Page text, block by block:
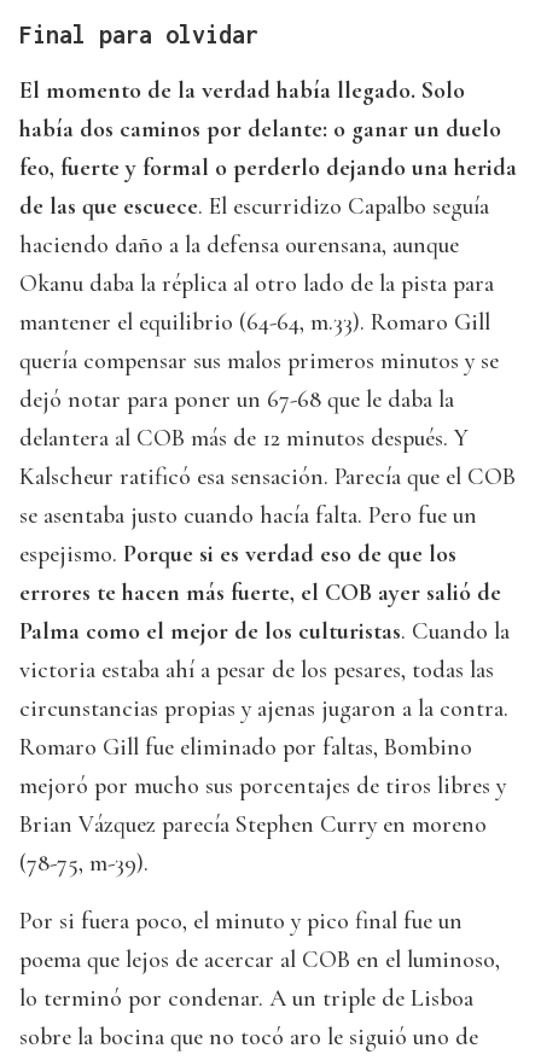
Final para olvidar
El momento de la verdad había llegado. Solo
había dos caminos por delante: o ganar un duelo
feo, fuerte y formal o perderlo dejando una herida
de las que escuece. El escurridizo Capalbo seguía
haciendo daño a la defensa ourensana, aunque
Okanu daba la réplica al otro lado de la pista para
mantener el equilibrio (64-64, m.33). Romaro Gill
quería compensar sus malos primeros minutos y se
dejó notar para poner un 67-68 que le daba la
delantera al COB más de 12 minutos después. Y
Kalscheur ratificó esa sensación. Parecía que el COB
se asentaba justo cuando hacía falta. Pero fue un
espejismo. Porque si es verdad eso de que los
errores te hacen más fuerte, el COB ayer salió de
Palma como el mejor de los culturistas. Cuando la
victoria estaba ahí a pesar de los pesares, todas las
circunstancias propias y ajenas jugaron a la contra.
Romaro Gill fue eliminado por faltas, Bombino
mejoró por mucho sus porcentajes de tiros libres y
Brian Vázquez parecía Stephen Curry en moreno
(78-75, m-39).
Por si fuera poco, el minuto y pico final fue un
poema que lejos de acercar al COB en el luminoso,
lo terminó por condenar. A un triple de Lisboa
sobre la bocina que no tocó aro le siguió uno de